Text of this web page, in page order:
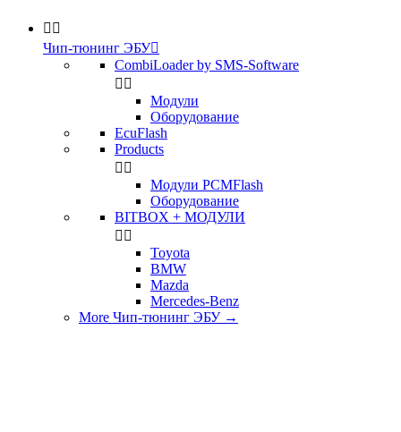
 
Чип-тюнинг ЭБУ
CombiLoader by SMS-Software
 
Модули
Оборудование
EcuFlash
Products
 
Модули PCMFlash
Оборудование
BITBOX + МОДУЛИ
 
Toyota
BMW
Mazda
Mercedes-Benz
More Чип-тюнинг ЭБУ →